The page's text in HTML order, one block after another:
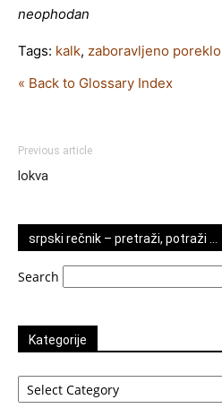
neophodan
Tags: kalk, zaboravljeno poreklo
« Back to Glossary Index
Previous article
lokva
srpski rečnik – pretraži, potraži …
Search
Kategorije
Kategorije